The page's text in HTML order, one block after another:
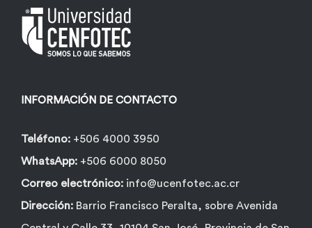
INFORMACIÓN DE CONTACTO
Teléfono: +506 4000 3950
WhatsApp: +506 6000 8050
Correo electrónico: info@ucenfotec.ac.cr
Dirección: Barrio Francisco Peralta, sobre Avenida